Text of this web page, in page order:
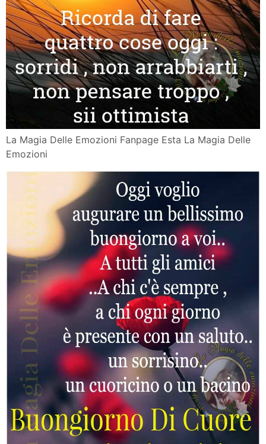
La Magia Delle Emozioni Fanpage Esta La Magia Delle
Emozioni